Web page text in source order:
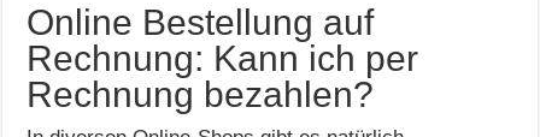
Online Bestellung auf
Rechnung: Kann ich per
Rechnung bezahlen?